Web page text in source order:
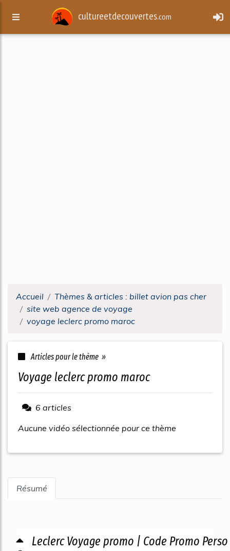
cultureetdecouvertes.com
Accueil
Thèmes & articles : billet avion pas cher
site web agence de voyage
voyage leclerc promo maroc
Articles pour le thème »
voyage leclerc promo maroc
6 articles
Aucune vidéo sélectionnée pour ce thème
Résumé
Leclerc Voyage promo | Code Promo Perso